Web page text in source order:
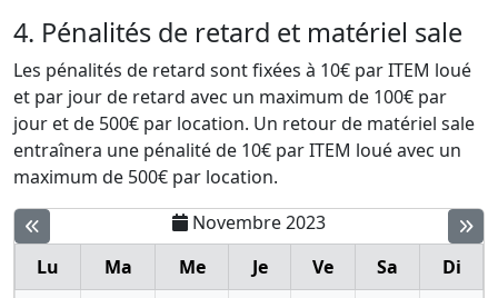
4. Pénalités de retard et matériel sale
Les pénalités de retard sont fixées à 10€ par ITEM loué
et par jour de retard avec un maximum de 100€ par
jour et de 500€ par location. Un retour de matériel sale
entraînera une pénalité de 10€ par ITEM loué avec un
maximum de 500€ par location.
Novembre 2023
Lu
Ma Me Je Ve Sa
Di